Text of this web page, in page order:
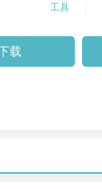
工具
载